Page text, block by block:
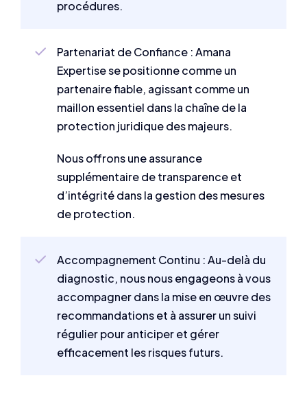
procédures.
Partenariat de Confiance : Amana
Expertise se positionne comme un
partenaire fiable, agissant comme un
maillon essentiel dans la chaîne de la
protection juridique des majeurs.
Nous offrons une assurance
supplémentaire de transparence et
d’intégrité dans la gestion des mesures
de protection.
Accompagnement Continu : Au-delà du
diagnostic, nous nous engageons à vous
accompagner dans la mise en œuvre des
recommandations et à assurer un suivi
régulier pour anticiper et gérer
efficacement les risques futurs.